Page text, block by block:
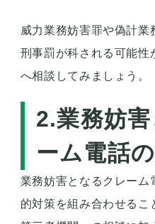
威力業務妨害罪や偽計業
刑事罰が科される可能性
へ相談してみましょう。
2.業務妨
ーム電話
業務妨害となるクレーム
的対策を組み合わせる